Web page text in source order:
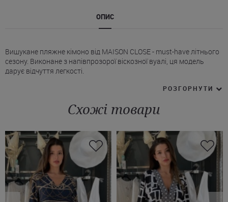
ОПИС
Вишукане пляжне кімоно від MAISON CLOSE - must-have літнього
сезону. Виконане з напівпрозорої віскозної вуалі, ця модель
дарує відчуття легкості.
акцент, який точно виділить вас на тлі монотонних пляжних
* Прямий крій та V-подібний виріз горловини.
* Довгі вільні рукави кімоно Мейсон Клоз додають динамічності
образу.
* Пояс робить акцент на талію, створюючи баланс між
розслабленим стилем та жіночною грацією.
Кімоно можна надіти не тільки на пляж, воно легко
перетворюється на ефектну накидку для вечірки біля басейну.
Купити напівпрозоре кімоно MAISON CLOSE можна на сайті
Juliette зі швидкою доставкою в Запоріжжя, Дніпро, Харків й інші
міста України.
РОЗГОРНУТИ
Схожі товари